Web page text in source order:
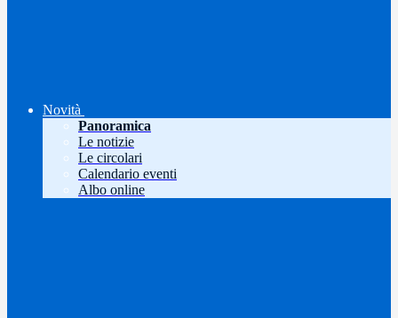
Novità
Panoramica
Le notizie
Le circolari
Calendario eventi
Albo online